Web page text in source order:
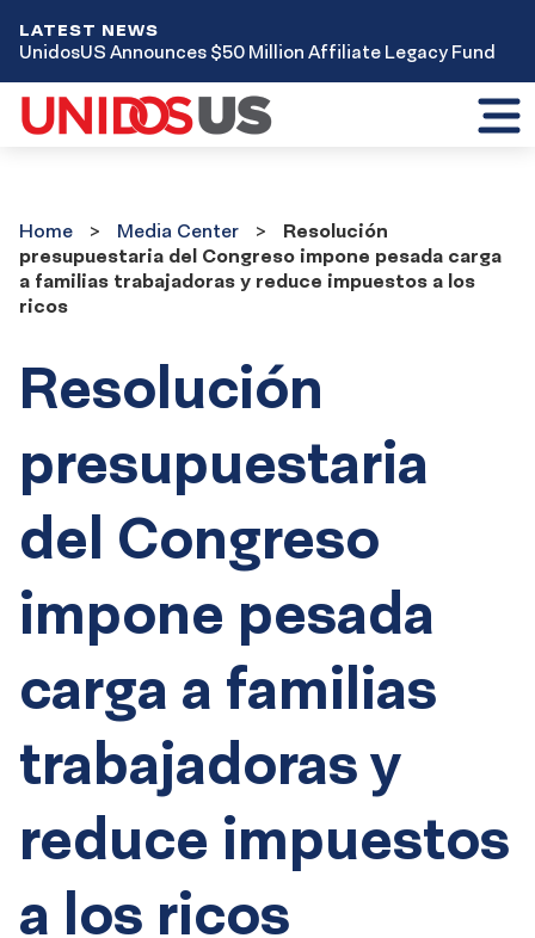
LATEST NEWS
UnidosUS Announces $50 Million Affiliate Legacy Fund
Center
Home Media Center
Resolución
presupuestaria del Congreso impone pesada carga
a familias trabajadoras y reduce impuestos a los
ricos
Resolución
presupuestaria
del Congreso
impone pesada
carga a familias
trabajadoras y
reduce impuestos
a los ricos